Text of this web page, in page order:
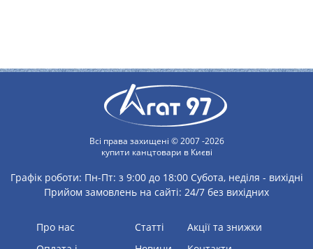
Всі права захищені © 2007 -2026
купити канцтовари в Києві
Графік роботи: Пн-Пт: з 9:00 до 18:00 Субота, неділя - вихідні
Прийом замовлень на сайті: 24/7 без вихідних
Про нас
статті
Акції та знижки